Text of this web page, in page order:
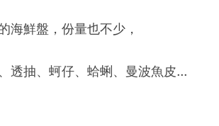
海鮮盤，份量也不少，
透抽、蚵仔、蛤蜊、曼波魚皮...